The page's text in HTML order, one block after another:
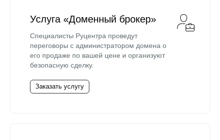
Услуга «Доменный брокер»
Специалисты Руцентра проведут
переговоры с администратором домена о
его продаже по вашей цене и организуют
безопасную сделку.
Заказать услугу